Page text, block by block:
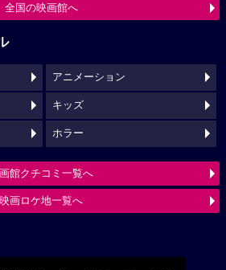
全国の映画館へ
アニメーション
キッズ
ホラー
館クチコミ一覧へ
映画ロケ地一覧へ